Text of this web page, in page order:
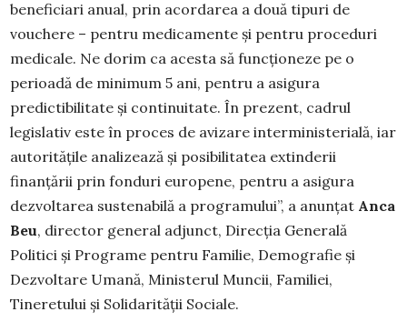
beneficiari anual, prin acordarea a două tipuri de
vouchere – pentru medicamente și pentru proceduri
medicale. Ne dorim ca acesta să funcționeze pe o
perioadă de minimum 5 ani, pentru a asigura
predictibilitate și continuitate. În prezent, cadrul
legislativ este în proces de avizare interministerială, iar
autoritățile analizează și posibilitatea extinderii
finanțării prin fonduri europene, pentru a asigura
dezvoltarea sustenabilă a programului”, a anunțat Anca
Beu, director general adjunct, Direcția Generală
Politici și Programe pentru Familie, Demografie și
Dezvoltare Umană, Ministerul Muncii, Familiei,
Tineretului și Solidarității Sociale.